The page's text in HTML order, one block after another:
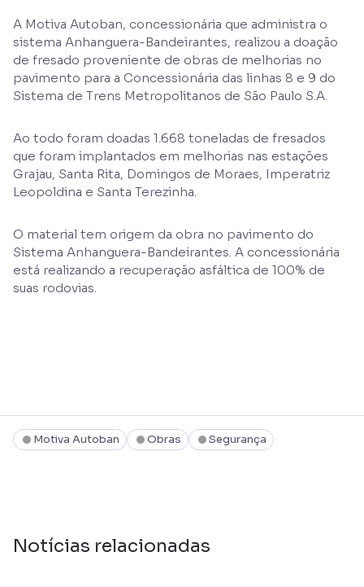
A Motiva Autoban, concessionária que administra o
sistema Anhanguera-Bandeirantes, realizou a doação
de fresado proveniente de obras de melhorias no
pavimento para a Concessionária das linhas 8 e 9 do
Sistema de Trens Metropolitanos de São Paulo S.A.
Ao todo foram doadas 1.668 toneladas de fresados
que foram implantados em melhorias nas estações
Grajau, Santa Rita, Domingos de Moraes, Imperatriz
Leopoldina e Santa Terezinha.
O material tem origem da obra no pavimento do
Sistema Anhanguera-Bandeirantes. A concessionária
está realizando a recuperação asfáltica de 100% de
suas rodovias.
Motiva Autoban Obras Segurança
Notícias relacionadas